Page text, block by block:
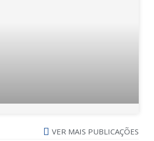
VER MAIS PUBLICAÇÕES